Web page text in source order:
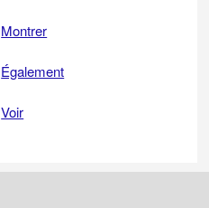
Montrer
Également
Voir